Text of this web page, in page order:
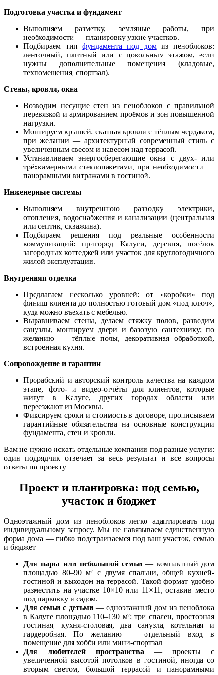
Подготовка участка и фундамент
Выполняем разметку, земляные работы, при
необходимости — планировку узкие участков.
Подбираем типфундамента под домиз пеноблоков:
ленточный, плитный или с цокольным этажом, если
нужны дополнительные помещения (кладовые,
техпомещения, спортзал).
Стены, кровля, окна
Возводим несущие стен из пеноблоков с правильной
перевязкой и армированием проёмов и зон повышенной
нагрузки.
Монтируем крышей: скатная кровли с тёплым чердаком,
при желании — архитектурный современный стиль с
увеличенным свесом и навесом над террасой.
Устанавливаем энергосберегающие окна с двух- или
трёхкамерными стеклопакетами, при необходимости —
панорамными витражами в гостиной.
Инженерные системы
Выполняем внутреннюю разводку электрики,
отопления, водоснабжения и канализации (центральная
или септик, скважина).
Подбираем решения под реальные особенности
коммуникаций: пригород Калуги, деревня, посёлок
загородных коттеджей или участок для круглогодичного
жилой эксплуатации.
Внутренняя отделка
Предлагаем несколько уровней: от «коробки» под
финиш клиента до полностью готовый дом «под ключ»,
куда можно въехать с мебелью.
Выравниваем стены, делаем стяжку полов, разводим
санузлы, монтируем двери и базовую сантехнику; по
желанию — тёплые полы, декоративная обработкой,
встроенная кухня.
Сопровождение и гарантии
Прорабский и авторский контроль качества на каждом
этапе, фото- и видео-отчёты для клиентов, которые
живут в Калуге, других городах области или
переезжают из Москвы.
Фиксируем сроки и стоимость в договоре, прописываем
гарантийные обязательства на основные конструкции
фундамента, стен и кровли.
Вам не нужно искать отдельные компании под разные услуги:
один подрядчик отвечает за весь результат и все вопросы
ответы по проекту.
Проект и планировка: под семью,
участок и бюджет
Одноэтажный дом из пеноблоков легко адаптировать под
индивидуальному запросу. Мы не навязываем единственную
форма дома — гибко подстраиваемся под ваш участок, семью
и бюджет.
Для пары или небольшой семьи — компактный дом
площадью 80–90 м² с двумя спальни, общей кухней-
гостиной и выходом на террасой. Такой формат удобно
разместить на участке 10×10 или 11×11, оставив место
под парковку и садом.
Для семьи с детьми — одноэтажный дом из пеноблока
в Калуге площадью 110–130 м²: три спален, просторная
гостиная, кухня-столовая, два санузла, котельная и
гардеробная. По желанию — отдельный вход в
помещение для хобби или мини-спортзал.
Для любителей пространства — проекты с
увеличенной высотой потолков в гостиной, иногда со
вторым светом, большой террасой и панорамными